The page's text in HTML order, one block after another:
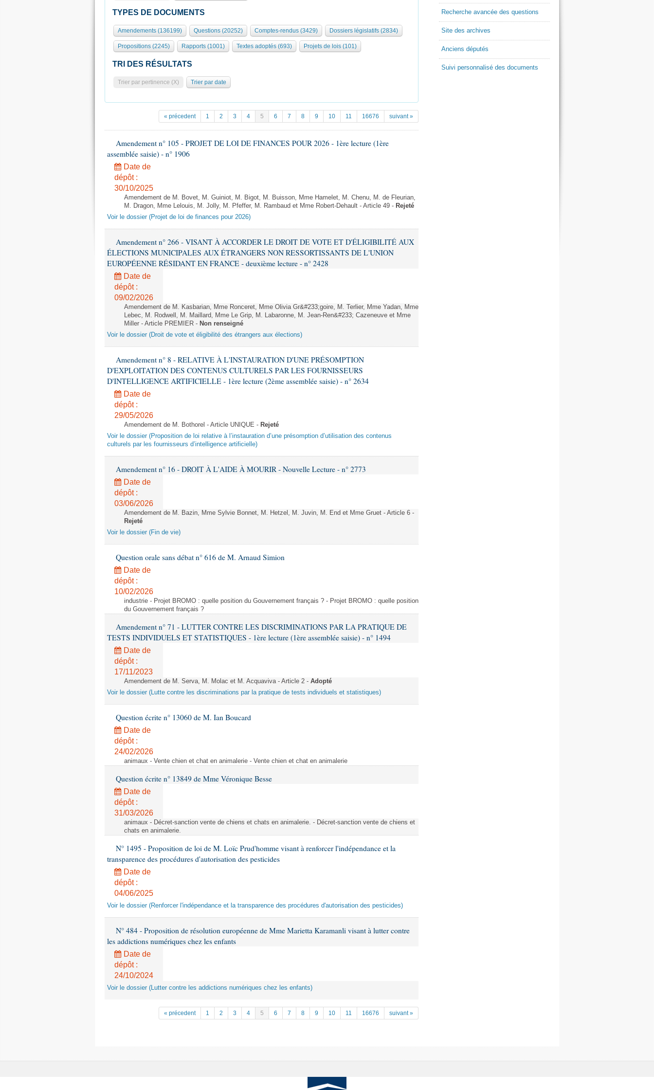
TYPES DE DOCUMENTS
Amendements (136199) Questions (20252) Comptes-rendus (3429) Dossiers législatifs (2834)
Propositions (2245) Rapports (1001) Textes adoptés (693) Projets de lois (101)
TRI DES RÉSULTATS
Trier par pertinence (X) Trier par date
« précedent 1 2 3 4 5 6 7 8 9 10 11 16676 suivant »
Amendement n° 105 - PROJET DE LOI DE FINANCES POUR 2026 - 1ère lecture (1ère
assemblée saisie) - n° 1906
Date de
dépôt :
30/10/2025
Amendement de M. Bovet, M. Guiniot, M. Bigot, M. Buisson, Mme Hamelet, M. Chenu, M. de Fleurian,
M. Dragon, Mme Lelouis, M. Jolly, M. Pfeffer, M. Rambaud et Mme Robert-Dehault - Article 49 - Rejeté
Voir le dossier (Projet de loi de finances pour 2026)
Amendement n° 266 - VISANT À ACCORDER LE DROIT DE VOTE ET D'ÉLIGIBILITÉ AUX
ÉLECTIONS MUNICIPALES AUX ÉTRANGERS NON RESSORTISSANTS DE L'UNION
EUROPÉENNE RÉSIDANT EN FRANCE - deuxième lecture - n° 2428
Date de
dépôt :
09/02/2026
Amendement de M. Kasbarian, Mme Ronceret, Mme Olivia Gr&#233;goire, M. Terlier, Mme Yadan, Mme
Lebec, M. Rodwell, M. Maillard, Mme Le Grip, M. Labaronne, M. Jean-Ren&#233; Cazeneuve et Mme
Miller - Article PREMIER - Non renseigné
Voir le dossier (Droit de vote et éligibilité des étrangers aux élections)
Amendement n° 8 - RELATIVE À L'INSTAURATION D'UNE PRÉSOMPTION
D'EXPLOITATION DES CONTENUS CULTURELS PAR LES FOURNISSEURS
D'INTELLIGENCE ARTIFICIELLE - 1ère lecture (2ème assemblée saisie) - n° 2634
Date de
dépôt :
29/05/2026
Amendement de M. Bothorel - Article UNIQUE - Rejeté
Voir le dossier (Proposition de loi relative à l’instauration d’une présomption d’utilisation des contenus
culturels par les fournisseurs d’intelligence artificielle)
Amendement n° 16 - DROIT À L'AIDE À MOURIR - Nouvelle Lecture - n° 2773
Date de
dépôt :
03/06/2026
Amendement de M. Bazin, Mme Sylvie Bonnet, M. Hetzel, M. Juvin, M. End et Mme Gruet - Article 6 -
Rejeté
Voir le dossier (Fin de vie)
Question orale sans débat n° 616 de M. Arnaud Simion
Date de
dépôt :
10/02/2026
industrie - Projet BROMO : quelle position du Gouvernement français ? - Projet BROMO : quelle position
du Gouvernement français ?
Amendement n° 71 - LUTTER CONTRE LES DISCRIMINATIONS PAR LA PRATIQUE DE
TESTS INDIVIDUELS ET STATISTIQUES - 1ère lecture (1ère assemblée saisie) - n° 1494
Date de
dépôt :
17/11/2023
Amendement de M. Serva, M. Molac et M. Acquaviva - Article 2 - Adopté
Voir le dossier (Lutte contre les discriminations par la pratique de tests individuels et statistiques)
Question écrite n° 13060 de M. Ian Boucard
Date de
dépôt :
24/02/2026
animaux - Vente chien et chat en animalerie - Vente chien et chat en animalerie
Question écrite n° 13849 de Mme Véronique Besse
Date de
dépôt :
31/03/2026
animaux - Décret-sanction vente de chiens et chats en animalerie. - Décret-sanction vente de chiens et
chats en animalerie.
N° 1495 - Proposition de loi de M. Loïc Prud'homme visant à renforcer l'indépendance et la
transparence des procédures d'autorisation des pesticides
Date de
dépôt :
04/06/2025
Voir le dossier (Renforcer l'indépendance et la transparence des procédures d'autorisation des pesticides)
N° 484 - Proposition de résolution européenne de Mme Marietta Karamanli visant à lutter contre
les addictions numériques chez les enfants
Date de
dépôt :
24/10/2024
Voir le dossier (Lutter contre les addictions numériques chez les enfants)
« précedent 1 2 3 4 5 6 7 8 9 10 11 16676 suivant »
Recherche avancée des questions
Site des archives
Anciens députés
Suivi personnalisé des documents